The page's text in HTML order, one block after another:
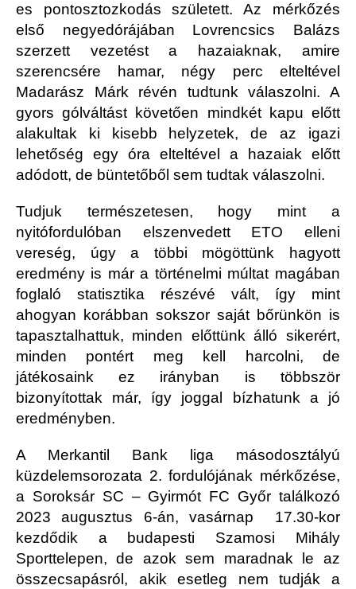
es pontosztozkodás született. Az mérkőzés
első negyedórájában Lovrencsics Balázs
szerzett vezetést a hazaiaknak, amire
szerencsére hamar, négy perc elteltével
Madarász Márk révén tudtunk válaszolni. A
gyors gólváltást követően mindkét kapu előtt
alakultak ki kisebb helyzetek, de az igazi
lehetőség egy óra elteltével a hazaiak előtt
adódott, de büntetőből sem tudtak válaszolni.
Tudjuk természetesen, hogy mint a
nyitófordulóban elszenvedett ETO elleni
vereség, úgy a többi mögöttünk hagyott
eredmény is már a történelmi múltat magában
foglaló statisztika részévé vált, így mint
ahogyan korábban sokszor saját bőrünkön is
tapasztalhattuk, minden előttünk álló sikerért,
minden pontért meg kell harcolni, de
játékosaink ez irányban is többször
bizonyítottak már, így joggal bízhatunk a jó
eredményben.
A Merkantil Bank liga másodosztályú
küzdelemsorozata 2. fordulójának mérkőzése,
a Soroksár SC – Gyirmót FC Győr találkozó
2023 augusztus 6-án, vasárnap 17.30-kor
kezdődik a budapesti Szamosi Mihály
Sporttelepen, de azok sem maradnak le az
összecsapásról, akik esetleg nem tudják a